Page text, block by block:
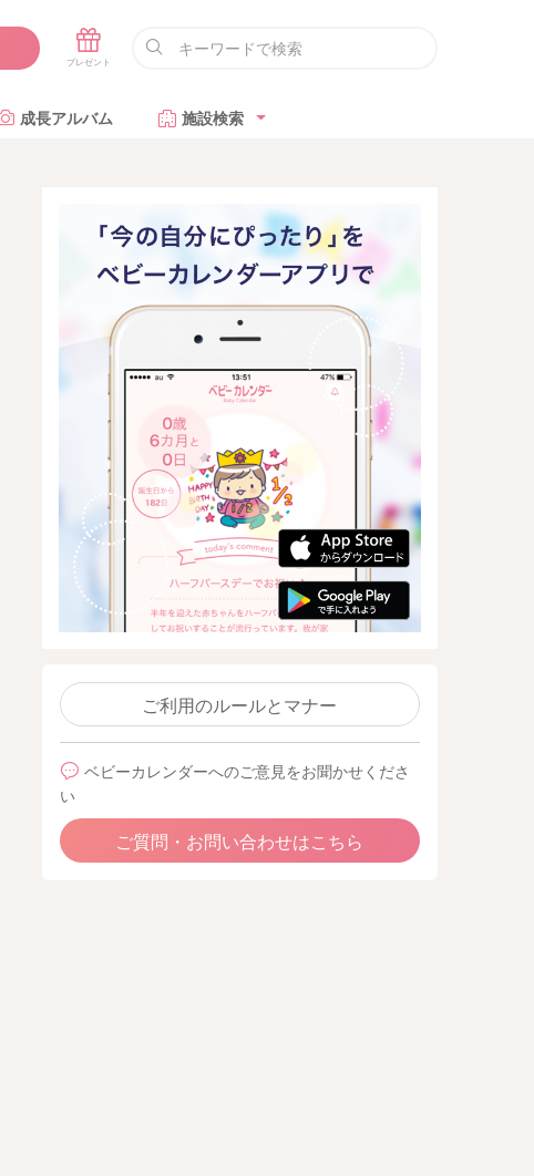
成長アルバム 施設検索
ご利用のルールとマナー
ベビーカレンダーへのご意見をお聞かせくださ
い
ご質問・お問い合わせはこちら